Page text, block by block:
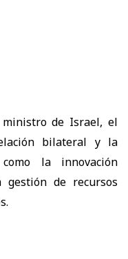
de Israel, el
bilateral y la
la innovación
de recursos